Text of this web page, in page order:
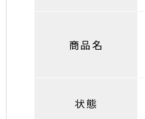
商品名
状態